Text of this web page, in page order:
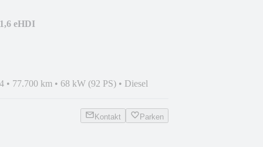
eHDI
• 77.700 km • 68 kW (92 PS) • Diesel
Kontakt Parken